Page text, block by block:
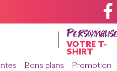
VOTRE T-
SHIRT
Bons plans Promotion